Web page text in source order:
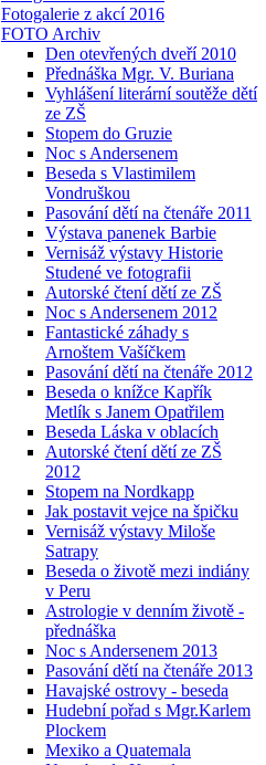
Fotogalerie z akcí 2016
FOTO Archiv
Den otevřených dveří 2010
Přednáška Mgr. V. Buriana
Vyhlášení literární soutěže dětí
ze ZŠ
Stopem do Gruzie
Noc s Andersenem
Beseda s Vlastimilem
Vondruškou
Pasování dětí na čtenáře 2011
Výstava panenek Barbie
Vernisáž výstavy Historie
Studené ve fotografii
Autorské čtení dětí ze ZŠ
Noc s Andersenem 2012
Fantastické záhady s
Arnoštem Vašíčkem
Pasování dětí na čtenáře 2012
Beseda o knížce Kapřík
Metlík s Janem Opatřilem
Beseda Láska v oblacích
Autorské čtení dětí ze ZŠ
2012
Stopem na Nordkapp
Jak postavit vejce na špičku
Vernisáž výstavy Miloše
Satrapy
Beseda o životě mezi indiány
v Peru
Astrologie v denním životě -
přednáška
Noc s Andersenem 2013
Pasování dětí na čtenáře 2013
Havajské ostrovy - beseda
Hudební pořad s Mgr.Karlem
Plockem
Mexiko a Quatemala